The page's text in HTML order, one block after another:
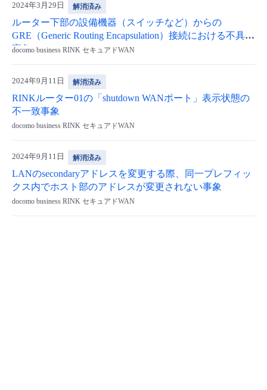
2024年3月29日 解消済み
ルーター下部の設備機器（スイッチなど）からの
GRE（Generic Routing Encapsulation）接続における不具合
事象
docomo business RINK セキュアドWAN
2024年9月11日 解消済み
RINKルーター01の「shutdown WANポート」表示状態の
不一致事象
docomo business RINK セキュアドWAN
2024年9月11日 解消済み
LANのsecondaryアドレスを変更する際、同一プレフィッ
クス内でホスト部のアドレスが変更されない事象
docomo business RINK セキュアドWAN